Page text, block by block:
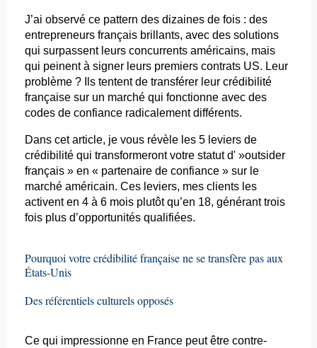
J’ai observé ce pattern des dizaines de fois : des
entrepreneurs français brillants, avec des solutions
qui surpassent leurs concurrents américains, mais
qui peinent à signer leurs premiers contrats US. Leur
problème ? Ils tentent de transférer leur crédibilité
française sur un marché qui fonctionne avec des
codes de confiance radicalement différents.
Dans cet article, je vous révèle les 5 leviers de
crédibilité qui transformeront votre statut d' »outsider
français » en « partenaire de confiance » sur le
marché américain. Ces leviers, mes clients les
activent en 4 à 6 mois plutôt qu’en 18, générant trois
fois plus d’opportunités qualifiées.
Pourquoi votre crédibilité française ne se transfère pas aux
États-Unis
Des référentiels culturels opposés
Ce qui impressionne en France peut être contre-